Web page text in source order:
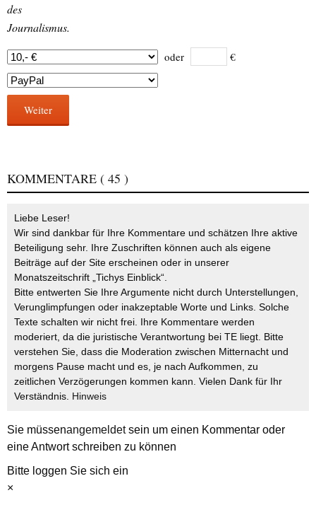
des
Journalismus.
oder €
Weiter
KOMMENTARE ( 45 )
Liebe Leser!
Wir sind dankbar für Ihre Kommentare und schätzen Ihre aktive
Beteiligung sehr. Ihre Zuschriften können auch als eigene
Beiträge auf der Site erscheinen oder in unserer
Monatszeitschrift „Tichys Einblick“.
Bitte entwerten Sie Ihre Argumente nicht durch Unterstellungen,
Verunglimpfungen oder inakzeptable Worte und Links. Solche
Texte schalten wir nicht frei. Ihre Kommentare werden
moderiert, da die juristische Verantwortung bei TE liegt. Bitte
verstehen Sie, dass die Moderation zwischen Mitternacht und
morgens Pause macht und es, je nach Aufkommen, zu
zeitlichen Verzögerungen kommen kann. Vielen Dank für Ihr
Verständnis. Hinweis
Sie müssenangemeldetsein um einen Kommentar oder
eine Antwort schreiben zu können
Bitte loggen Sie sich ein
×